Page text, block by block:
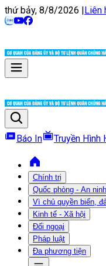
thứ bảy, 8/8/2026 |Liên
Báo In Truyền Hình
Chính trị
Quốc phòng - An ninh
Vì chủ quyền biển,
Kinh tế - Xã hội
Đối ngoại
Pháp luật
Đa phương tiện